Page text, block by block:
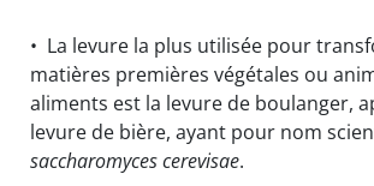
• La levure la plus utilisée pour
matières premières végétales ou
aliments est la levure de boulanger,
levure de bière, ayant pour nom
saccharomyces cerevisae.